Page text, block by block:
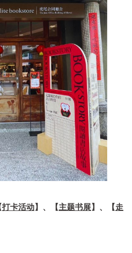
打卡活动】、【主题书展】、【走